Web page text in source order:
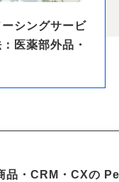
シングサービ
医薬部外品・
品・CRM・CXの